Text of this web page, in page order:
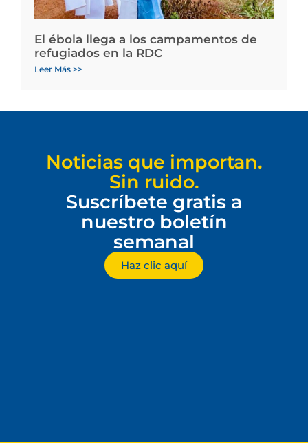
El ébola llega a los campamentos de
refugiados en la RDC
Leer Más >>
Noticias que importan.
Sin ruido.
Suscríbete gratis a
nuestro boletín
semanal
Haz clic aquí